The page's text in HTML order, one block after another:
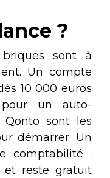
?
sont à
Un compte
10 000 euros
un auto-
Qonto sont les
démarrer. Un
comptabilité :
reste gratuit